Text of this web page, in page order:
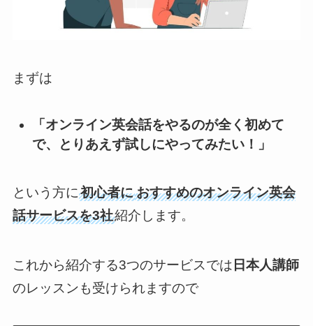
まずは
「オンライン英会話をやるのが全く初めて
で、とりあえず試しにやってみたい！」
という方に初心者におすすめのオンライン英会
話サービスを3社紹介します。
これから紹介する3つのサービスでは 日本人講師
のレッスンも受けられますので